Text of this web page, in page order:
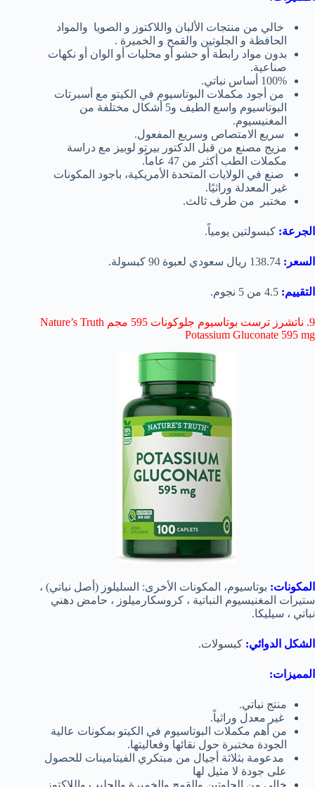
خالي من منتجات الألبان واللاكتوز و الصويا والمواد
الحافظة و الجلوتين والقمح و الخميرة .
بدون مواد رابطة أو حشو أو محليات أو الوان أو نكهات
صناعية.
100% أساس نباتي.
من أجود مكملات البوتاسيوم في الكيتو مع أسبرتات
البوتاسيوم واسع الطيف و5 أشكال مختلفة من
المغنيسيوم.
سريع الامتصاص وسريع المفعول.
مزيج مصنع من قبل الدكتور بيرتو لوبيز مع دراسة
مكملات الطب أكثر من 47 عاماً.
صنع في الولايات المتحدة الأمريكية، باجود المكونات
غير المعدلة وراثيًا.
مختبر من طرف ثالث.
الجرعة: كبسولتين يومياً.
السعر: 138.74 ريال سعودي لعبوة 90 كبسولة.
التقييم:
9. ناتشرز ترست بوتاسيوم جلوكونات 595 مجم Nature’s Truth
Potassium Gluconate 595 mg
المكونات: بوتاسيوم، المكونات الأخرى: السليلوز (أصل نباتي) ،
ستيرات المغنيسيوم النباتية ، كروسكارميلوز ، حامض دهني
نباتي ، سيليكا.
الشكل الدوائي: كبسولات.
المميزات:
منتج نباتي.
غير معدل وراثياً.
من أهم مكملات البوتاسيوم في الكيتو بمكونات عالية
الجودة مختبرة حول نقائها وفعاليتها.
مدعومة بثلاثة أجيال من مبتكري الفيتامينات للحصول
على جودة لا مثيل لها
خالي من الجلوتين والقمح والخميرة والحليب واللاكتوز